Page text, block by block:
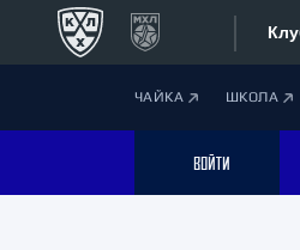
ЧАЙКА ШКОЛА
ВОЙТИ